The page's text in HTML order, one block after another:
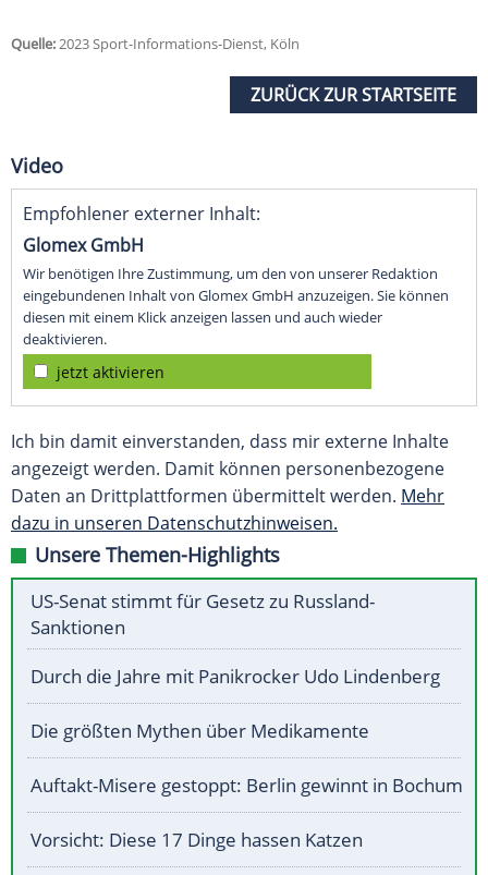
Quelle:2023 Sport-Informations-Dienst, Köln
ZURÜCK ZUR STARTSEITE
Video
Empfohlener externer Inhalt:
Glomex GmbH
Wir benötigen Ihre Zustimmung, um den von unserer Redaktion
eingebundenen Inhalt von Glomex GmbH anzuzeigen. Sie können
diesen mit einem Klick anzeigen lassen und auch wieder
deaktivieren.
jetzt aktivieren
Ich bin damit einverstanden, dass mir externe Inhalte
angezeigt werden. Damit können personenbezogene
Daten an Drittplattformen übermittelt werden. Mehr
dazu in unseren Datenschutzhinweisen.
Unsere Themen-Highlights
US-Senat stimmt für Gesetz zu Russland-
Sanktionen
Durch die Jahre mit Panikrocker Udo Lindenberg
Die größten Mythen über Medikamente
Auftakt-Misere gestoppt: Berlin gewinnt in Bochum
Vorsicht: Diese 17 Dinge hassen Katzen